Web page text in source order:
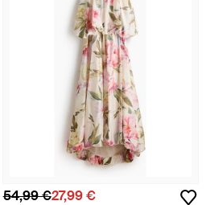
54,99 €27,99 €